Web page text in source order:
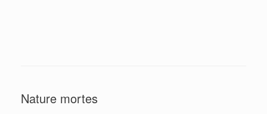
Nature mortes